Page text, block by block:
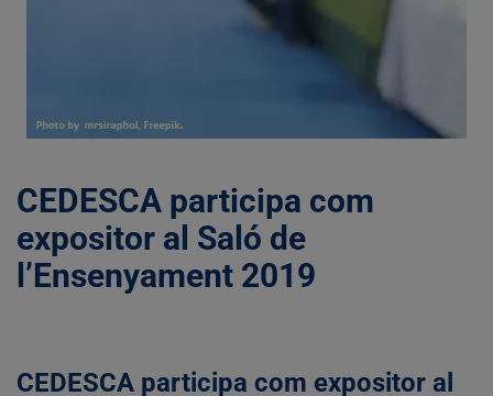
CEDESCA participa com
expositor al Saló de
l’Ensenyament 2019
CEDESCA participa com expositor al